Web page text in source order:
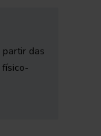
partir das
físico-